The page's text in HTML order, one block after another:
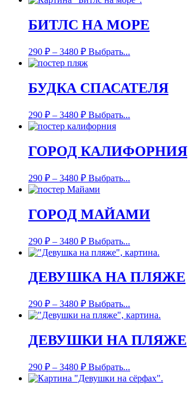
БИТЛС НА МОРЕ
290 ₽ – 3480 ₽ Выбрать...
БУДКА СПАСАТЕЛЯ
290 ₽ – 3480 ₽ Выбрать...
ГОРОД КАЛИФОРНИЯ
290 ₽ – 3480 ₽ Выбрать...
ГОРОД МАЙАМИ
290 ₽ – 3480 ₽ Выбрать...
ДЕВУШКА НА ПЛЯЖЕ
290 ₽ – 3480 ₽ Выбрать...
ДЕВУШКИ НА ПЛЯЖЕ
290 ₽ – 3480 ₽ Выбрать...